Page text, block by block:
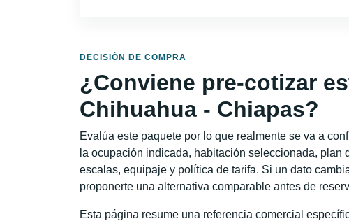
DECISIÓN DE COMPRA
¿Conviene pre-cotizar
Chihuahua - Chiapas?
Evalúa este paquete por lo que realmente se va a
la ocupación indicada, habitación seleccionada, plan
escalas, equipaje y política de tarifa. Si un dato
proponerte una alternativa comparable antes de
Esta página resume una referencia comercial